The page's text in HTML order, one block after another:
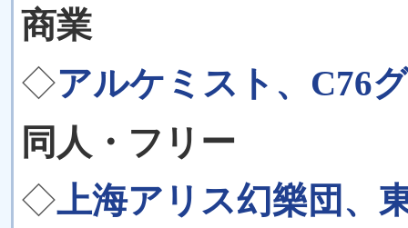
商業
◇アルケミスト、C76
同人・フリー
◇上海アリス幻樂団、